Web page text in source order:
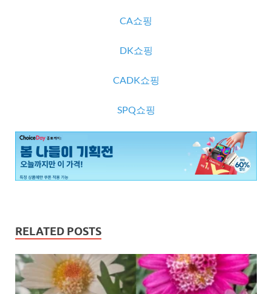
CA쇼핑
DK쇼핑
CADK쇼핑
SPQ쇼핑
RELATED POSTS